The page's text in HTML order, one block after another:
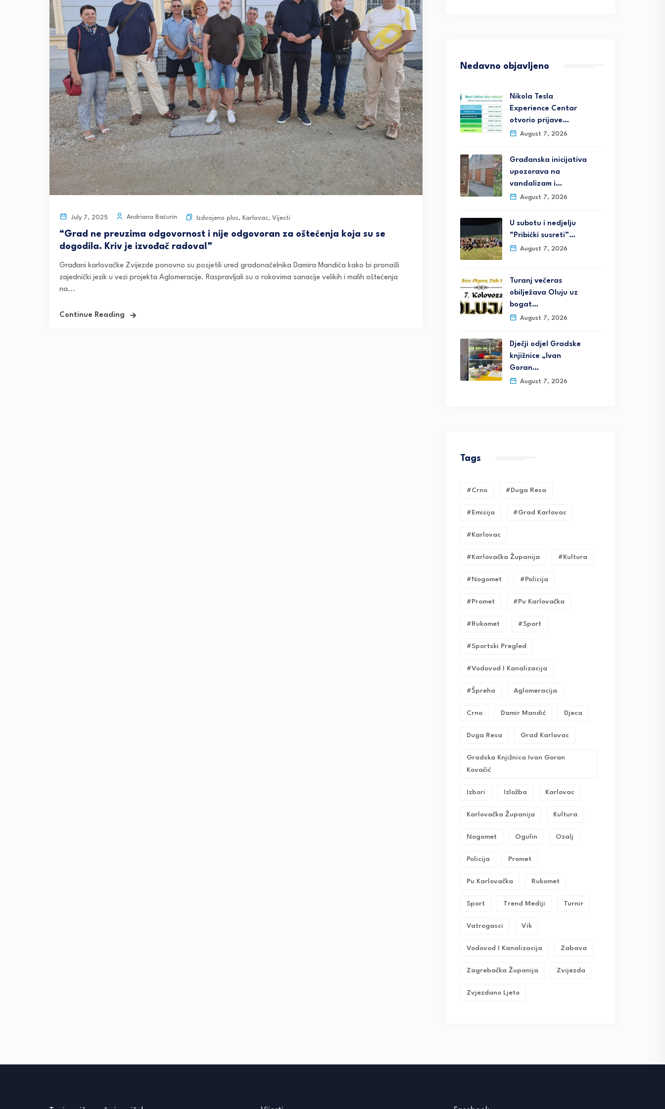
July 7, 2025 Andriana Baćurin Izdvojeno plus, Karlovac, Vijesti
“Grad ne preuzima odgovornost i nije odgovoran za oštećenja koja su se
dogodila. Kriv je izvođač radova!”
Građani karlovačke Zvijezde ponovno su posjetili ured gradonačelnika Damira Mandića kako bi pronašli
zajednički jezik u vezi projekta Aglomeracije. Raspravljali su o rokovima sanacije velikih i malih oštećenja
na...
Continue Reading
Nedavno objavljeno
Nikola Tesla
Experience Centar
otvorio prijave…
August 7, 2026
Građanska inicijativa
upozorava na
vandalizam i…
August 7, 2026
U subotu i nedjelju
“Pribićki susreti”…
August 7, 2026
Turanj večeras
obilježava Oluju uz
bogat…
August 7, 2026
Dječji odjel Gradske
knjižnice „Ivan
Goran…
August 7, 2026
Tags
#crno #duga Resa
#emisija #grad Karlovac
#karlovac
#karlovačka Županija #kultura
#nogomet #policija
#promet #pu Karlovačka
#rukomet #sport
#sportski Pregled
#vodovod I Kanalizacija
#Špreha Aglomeracija
Crno Damir Mandić Djeca
Duga Resa Grad Karlovac
Gradska Knjižnica Ivan Goran
Kovačić
Izbori Izložba Karlovac
Karlovačka Županija Kultura
Nogomet Ogulin Ozalj
Policija Promet
Pu Karlovačka Rukomet
Sport Trend Mediji Turnir
Vatrogasci Vik
Vodovod I Kanalizacija Zabava
Zagrebačka Županija Zvijezda
Zvjezdano Ljeto